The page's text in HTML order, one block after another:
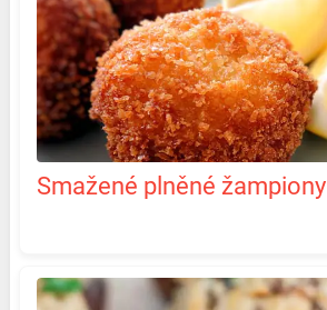
Smažené plněné žampiony